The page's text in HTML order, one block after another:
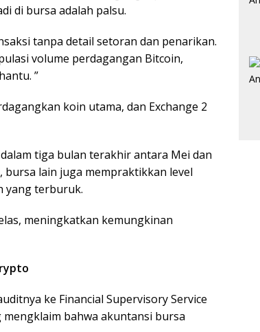
di bursa adalah palsu.
tanpa detail setoran dan penarikan.
volume perdagangan Bitcoin,
”
koin utama, dan Exchange 2
tiga bulan terakhir antara Mei dan
lain juga mempraktikkan level
yang terburuk.
meningkatkan kemungkinan
ke Financial Supervisory Service
bahwa akuntansi bursa